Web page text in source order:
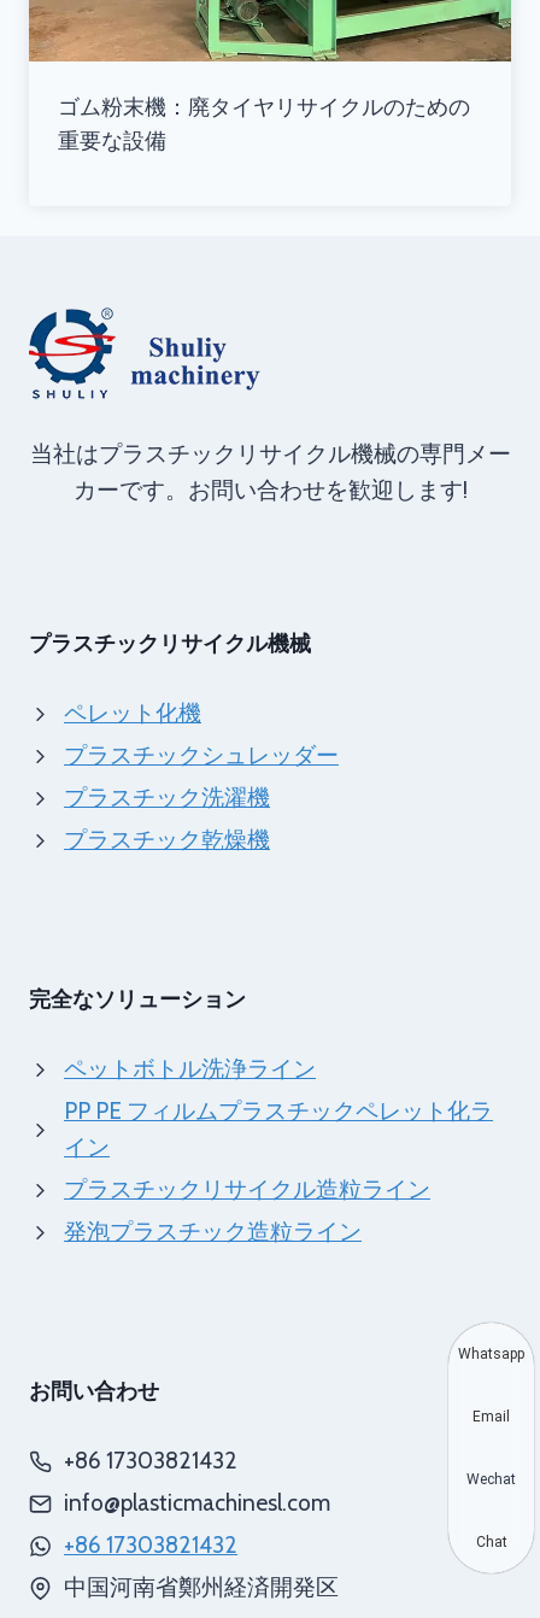
ゴム粉末機：廃タイヤリサイクルのための
重要な設備
当社はプラスチックリサイクル機械の専門メー
カーです。お問い合わせを歓迎します!
プラスチックリサイクル機械
ペレット化機
プラスチックシュレッダー
プラスチック洗濯機
プラスチック乾燥機
完全なソリューション
ペットボトル洗浄ライン
PP PE フィルムプラスチックペレット化ラ
イン
プラスチックリサイクル造粒ライン
発泡プラスチック造粒ライン
お問い合わせ
+86 17303821432
info@plasticmachinesl.com
+86 17303821432
中国河南省鄭州経済開発区
Whatsapp
Email
Wechat
Chat